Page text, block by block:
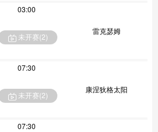
03:00
雷克瑟姆
未开赛(2)
07:30
康涅狄格太阳
未开赛(2)
07:30